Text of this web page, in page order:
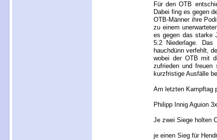
Für den OTB
Dabei fing es gegen
OTB-Männer ihre
zu einem
es gegen das starke
5:2 Niederlage.
hauchdünn verfehlt,
wobei der OTB mit
zufrieden und
kurzfristige Ausfälle
Am letzten Kampftag
Philipp Innig Aguion
Je zwei Siege holten
je einen Sieg für